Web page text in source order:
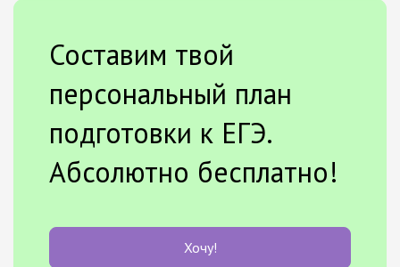
Составим твой
персональный план
подготовки к ЕГЭ.
Абсолютно бесплатно!
Хочу!